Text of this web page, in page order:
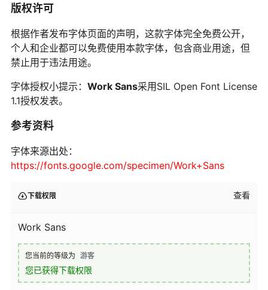
版权许可
根据作者发布字体页面的声明，这款字体完全免费公开，
个人和企业都可以免费使用本款字体，包含商业用途，但
禁止用于违法用途。
字体授权小提示： Work Sans采用SIL Open Font License
1.1授权发表。
参考资料
字体来源出处：
https://fonts.google.com/specimen/Work+Sans
下载权限 查看
Work Sans
您当前的等级为 游客
您已获得下载权限